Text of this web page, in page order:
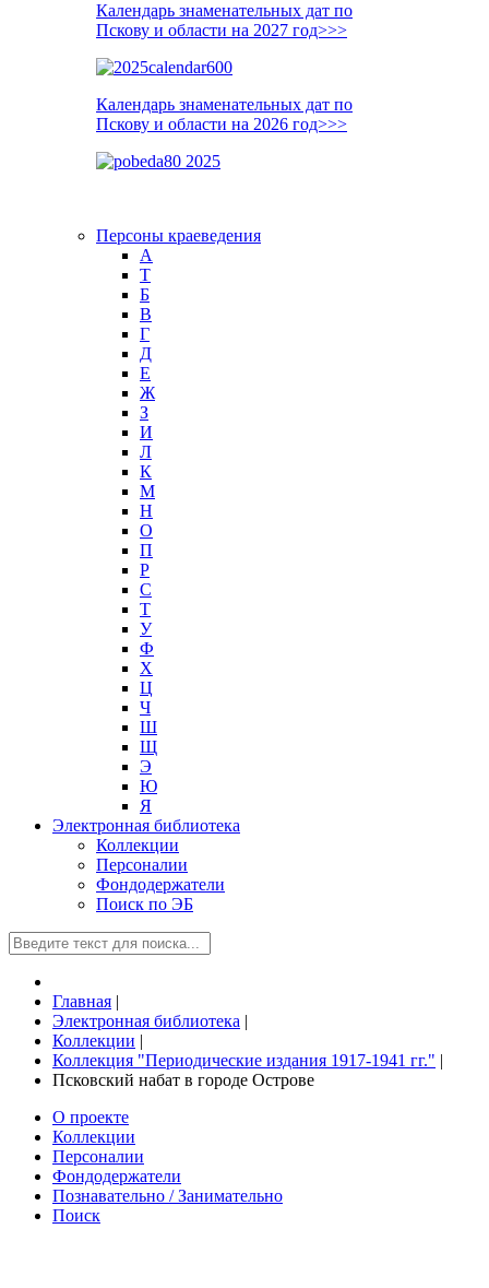
Календарь знаменательных дат по
Пскову и области на 2027 год>>>
Календарь знаменательных дат по
Пскову и области на 2026 год>>>
Персоны краеведения
А
T
Б
В
Г
Д
Е
Ж
З
И
Л
К
М
Н
О
П
Р
С
Т
У
Ф
Х
Ц
Ч
Ш
Щ
Э
Ю
Я
Электронная библиотека
Коллекции
Персоналии
Фондодержатели
Поиск по ЭБ
Главная |
Электронная библиотека |
Коллекции |
Коллекция "Периодические издания 1917-1941 гг." |
Псковский набат в городе Острове
О проекте
Коллекции
Персоналии
Фондодержатели
Познавательно / Занимательно
Поиск